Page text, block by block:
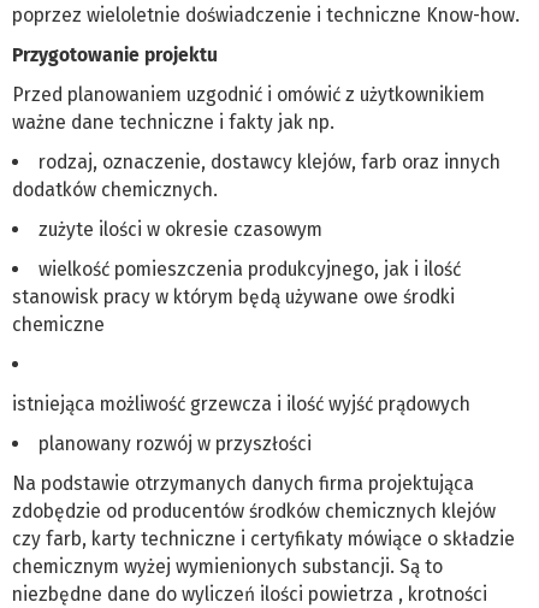
poprzez wieloletnie doświadczenie i techniczne Know-how.
Przygotowanie projektu
Przed planowaniem uzgodnić i omówić z użytkownikiem
ważne dane techniczne i fakty jak np.
rodzaj, oznaczenie, dostawcy klejów, farb oraz innych
dodatków chemicznych.
zużyte ilości w okresie czasowym
wielkość pomieszczenia produkcyjnego, jak i ilość
stanowisk pracy w którym będą używane owe środki
chemiczne
istniejąca możliwość grzewcza i ilość wyjść prądowych
planowany rozwój w przyszłości
Na podstawie otrzymanych danych firma projektująca
zdobędzie od producentów środków chemicznych klejów
czy farb, karty techniczne i certyfikaty mówiące o składzie
chemicznym wyżej wymienionych substancji. Są to
niezbędne dane do wyliczeń ilości powietrza , krotności